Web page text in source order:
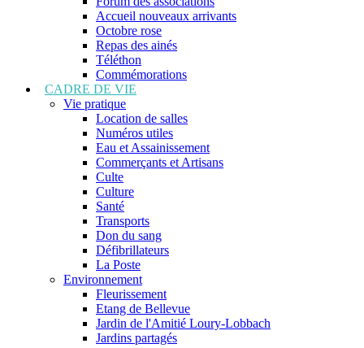
Accueil nouveaux arrivants
Octobre rose
Repas des ainés
Téléthon
Commémorations
CADRE DE VIE
Vie pratique
Location de salles
Numéros utiles
Eau et Assainissement
Commerçants et Artisans
Culte
Culture
Santé
Transports
Don du sang
Défibrillateurs
La Poste
Environnement
Fleurissement
Etang de Bellevue
Jardin de l'Amitié Loury-Lobbach
Jardins partagés